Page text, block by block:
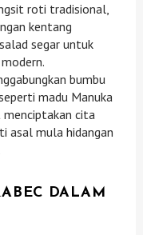
roti tradisional,
kentang
segar untuk
bumbu
madu Manuka
menciptakan cita
asal mula hidangan
DALAM